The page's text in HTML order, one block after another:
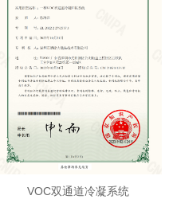
VOC双通道冷凝系统